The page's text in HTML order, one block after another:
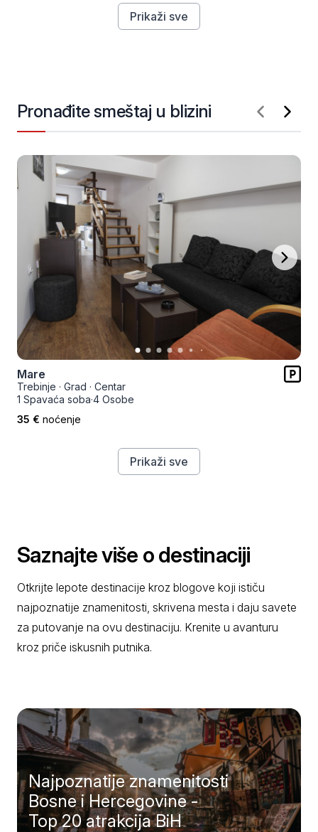
Prikaži sve
Pronađite smeštaj u blizini
Mare
Trebinje · Grad · Centar
1 Spavaća soba·4 Osobe
35 € noćenje
Prikaži sve
Saznajte više o destinaciji
Otkrijte lepote destinacije kroz blogove koji ističu
najpoznatije znamenitosti, skrivena mesta i daju savete
za putovanje na ovu destinaciju. Krenite u avanturu
kroz priče iskusnih putnika.
Najpoznatije znamenitosti
Bosne i Hercegovine -
Top 20 atrakcija BiH